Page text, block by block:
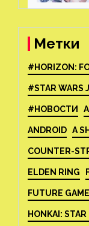
Метки
#HORIZON:
#STAR WARS
#НОВОСТИ
ANDROID A
COUNTER-
ELDEN RING
FUTURE
HONKAI: STAR